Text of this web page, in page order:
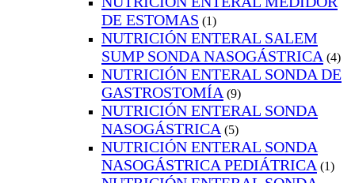
DE ESTOMAS (1)
NUTRICIÓN ENTERAL SALEM
SUMP SONDA NASOGÁSTRICA (4)
NUTRICIÓN ENTERAL SONDA DE
GASTROSTOMÍA (9)
NUTRICIÓN ENTERAL SONDA
NASOGÁSTRICA (5)
NUTRICIÓN ENTERAL SONDA
NASOGÁSTRICA PEDIÁTRICA (1)